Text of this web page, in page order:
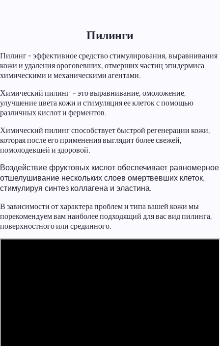
Пилинги
Пилинг - эффективное средство стимулирования, выравнивания
кожи и удаления ороговевших, отмерших частиц эпидермиса
химическими и механическими агентами.
Химический пилинг - это выравнивание,омоложение,
улучшениецвета кожи и стимуляция ее клеток с помощью
различных кислот и ферментов.
Химический пилинг способствует быстрой регенерации кожи,
которая после его применения выглядит более свежей,
помолодевшей и здоровой.
Воздействие фруктовых кислот обеспечивает равномерное
отшелушивание нескольких слоев омертвевших клеток,
стимулируя синтез коллагена и эластина.
В зависимости от характера проблем и типа вашей кожи мы
порекомендуем вам наиболее подходящий для вас вид пилинга,
поверхностного или срединного.